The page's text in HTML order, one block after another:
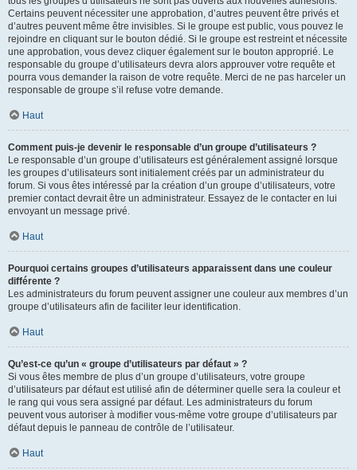
Certains peuvent nécessiter une approbation, d’autres peuvent être privés et
d’autres peuvent même être invisibles. Si le groupe est public, vous pouvez le
rejoindre en cliquant sur le bouton dédié. Si le groupe est restreint et nécessite
une approbation, vous devez cliquer également sur le bouton approprié. Le
responsable du groupe d’utilisateurs devra alors approuver votre requête et
pourra vous demander la raison de votre requête. Merci de ne pas harceler un
responsable de groupe s’il refuse votre demande.
Haut
Comment puis-je devenir le responsable d’un groupe d’utilisateurs ?
Le responsable d’un groupe d’utilisateurs est généralement assigné lorsque
les groupes d’utilisateurs sont initialement créés par un administrateur du
forum. Si vous êtes intéressé par la création d’un groupe d’utilisateurs, votre
premier contact devrait être un administrateur. Essayez de le contacter en lui
envoyant un message privé.
Haut
Pourquoi certains groupes d’utilisateurs apparaissent dans une couleur
différente ?
Les administrateurs du forum peuvent assigner une couleur aux membres d’un
groupe d’utilisateurs afin de faciliter leur identification.
Haut
Qu’est-ce qu’un « groupe d’utilisateurs par défaut » ?
Si vous êtes membre de plus d’un groupe d’utilisateurs, votre groupe
d’utilisateurs par défaut est utilisé afin de déterminer quelle sera la couleur et
le rang qui vous sera assigné par défaut. Les administrateurs du forum
peuvent vous autoriser à modifier vous-même votre groupe d’utilisateurs par
défaut depuis le panneau de contrôle de l’utilisateur.
Haut